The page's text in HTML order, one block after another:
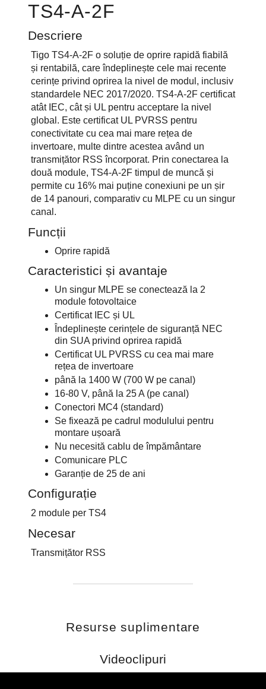
TS4-A-2F
Descriere
Tigo TS4-A-2F o soluție de oprire rapidă fiabilă
și rentabilă, care îndeplinește cele mai recente
cerințe privind oprirea la nivel de modul, inclusiv
standardele NEC 2017/2020. TS4-A-2F certificat
atât IEC, cât și UL pentru acceptare la nivel
global. Este certificat UL PVRSS pentru
conectivitate cu cea mai mare rețea de
invertoare, multe dintre acestea având un
transmițător RSS încorporat. Prin conectarea la
două module, TS4-A-2F timpul de muncă și
permite cu 16% mai puține conexiuni pe un șir
de 14 panouri, comparativ cu MLPE cu un singur
canal.
Funcții
Oprire rapidă
Caracteristici și avantaje
Un singur MLPE se conectează la 2
module fotovoltaice
Certificat IEC și UL
Îndeplinește cerințele de siguranță NEC
din SUA privind oprirea rapidă
Certificat UL PVRSS cu cea mai mare
rețea de invertoare
până la 1400 W (700 W pe canal)
16-80 V, până la 25 A (pe canal)
Conectori MC4 (standard)
Se fixează pe cadrul modulului pentru
montare ușoară
Nu necesită cablu de împământare
Comunicare PLC
Garanție de 25 de ani
Configurație
2 module per TS4
Necesar
Transmițător RSS
Resurse suplimentare
Videoclipuri